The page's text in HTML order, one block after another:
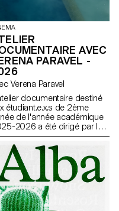
AVEC
PARAVEL -
avec Verena Paravel
documentaire destiné
étudiant.e.x.s de 2ème
de l'année académique
2026 a été dirigé par la
et anthropologue
française Verena